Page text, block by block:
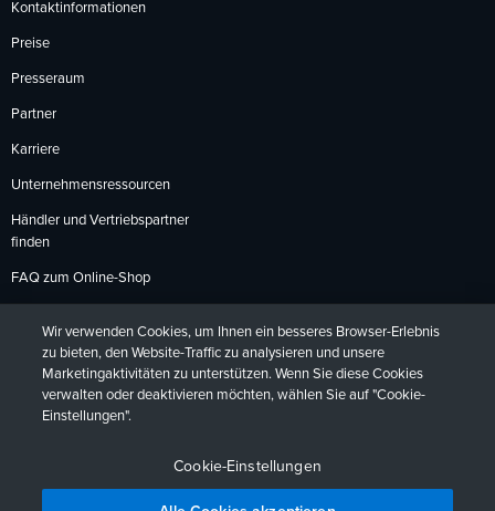
Kontaktinformationen
Preise
Presseraum
Partner
Karriere
Unternehmensressourcen
Händler und Vertriebspartner
finden
FAQ zum Online-Shop
Rückgabebedingungen
DeutschFrançaisEspañol日本語
Wir verwenden Cookies, um Ihnen ein besseres Browser-Erlebnis
zu bieten, den Website-Traffic zu analysieren und unsere
Marketingaktivitäten zu unterstützen. Wenn Sie diese Cookies
verwalten oder deaktivieren möchten, wählen Sie auf "Cookie-
Einstellungen".
Cookie-Einstellungen